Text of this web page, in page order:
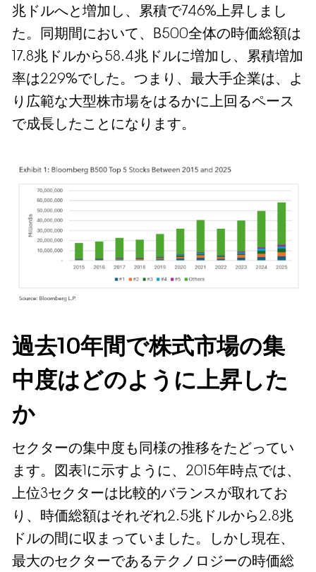
兆ドルへと増加し、累積で746%上昇しまし
た。同期間において、B500全体の時価総額は
17.8兆ドルから58.4兆ドルに増加し、累積増加
率は229%でした。つまり、最大手企業は、よ
り広範な大型株市場をはるかに上回るペース
で成長したことになります。
過去10年間で株式市場の集
中度はどのように上昇した
か
セクターの集中度も同様の推移をたどってい
ます。図表1に示すように、2015年時点では、
上位3セクターは比較的バランスが取れてお
り、時価総額はそれぞれ2.5兆ドルから2.8兆
ドルの間に収まっていました。しかし現在、
最大のセクターであるテクノロジーの時価総